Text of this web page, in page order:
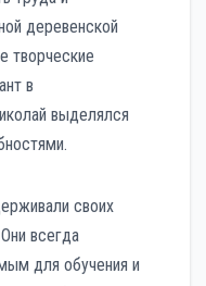
деревенской
творческие
в
выделялся
своих
всегда
для обучения и